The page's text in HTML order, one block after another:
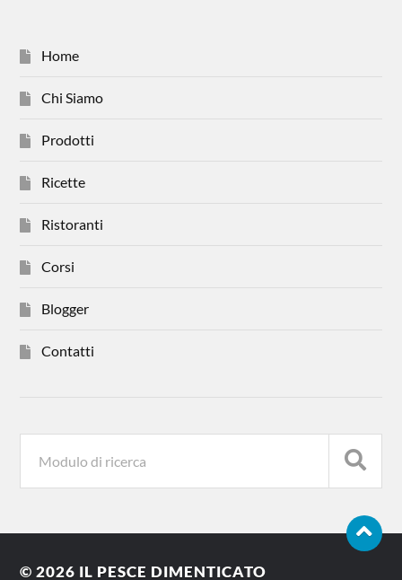
Home
Chi Siamo
Prodotti
Ricette
Ristoranti
Corsi
Blogger
Contatti
© 2026 IL PESCE DIMENTICATO